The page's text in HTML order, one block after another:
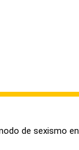
de sexismo en